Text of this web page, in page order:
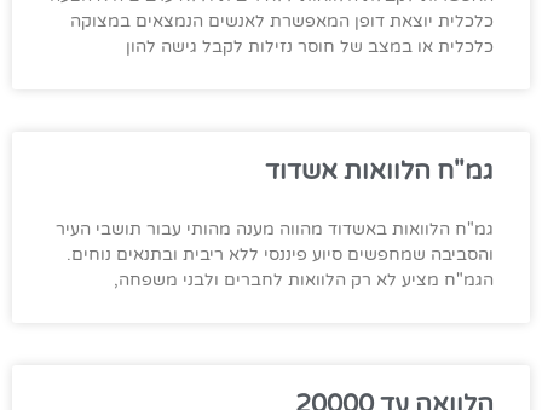
כלכלית יוצאת דופן המאפשרת לאנשים הנמצאים במצוקה
כלכלית או במצב של חוסר נזילות לקבל גישה להון
גמ"ח הלוואות אשדוד
גמ"ח הלוואות באשדוד מהווה מענה מהותי עבור תושבי העיר
והסביבה שמחפשים סיוע פיננסי ללא ריבית ובתנאים נוחים.
הגמ"ח מציע לא רק הלוואות לחברים ולבני משפחה,